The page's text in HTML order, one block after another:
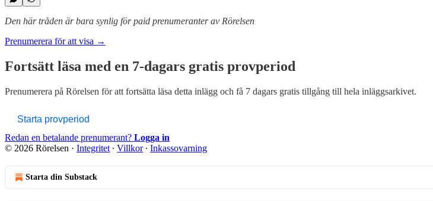
Den här tråden är bara synlig för paid prenumeranter av Rörelsen
Prenumerera för att visa →
Fortsätt läsa med en 7-dagars gratis provperiod
Prenumerera på Rörelsen för att fortsätta läsa detta inlägg och få 7 dagars gratis tillgång till hela inläggsarkivet.
Starta provperiod
Redan en betalande prenumerant? Logga in
© 2026 Rörelsen · Integritet ∙ Villkor∙ Inkassovarning
Starta din Substack